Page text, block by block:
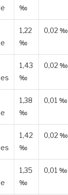
‰
1,22
‰
0,02 ‰
1,43
‰
0,02 ‰
1,38
‰
0,01 ‰
1,42
‰
0,02 ‰
1,35
‰
0,01 ‰